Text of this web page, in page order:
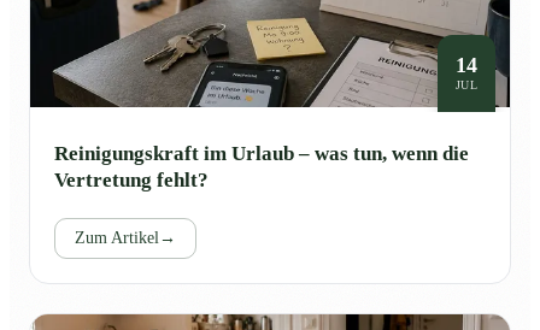
14
JUL
Reinigungskraft im Urlaub – was tun, wenn die
Vertretung fehlt?
Zum Artikel →